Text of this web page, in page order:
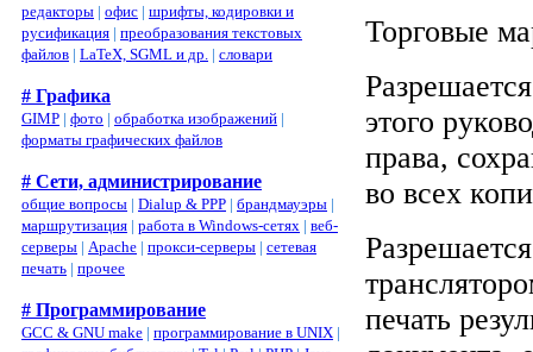
редакторы | офис | шрифты, кодировки и
русификация | преобразования текстовых
файлов | LaTeX, SGML и др. | словари
# Графика
GIMP | фото | обработка изображений |
форматы графических файлов
# Сети, администрирование
общие вопросы | Dialup & PPP | брандмауэры |
маршрутизация | работа в Windows-сетях | веб-
серверы | Apache | прокси-серверы | сетевая
печать | прочее
# Программирование
GCC & GNU make | программирование в UNIX |
Торговые
этого
права,
во всех
печать